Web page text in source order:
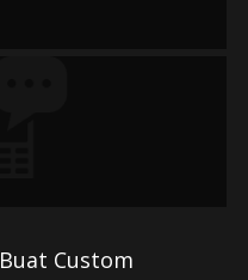
Buat Custom